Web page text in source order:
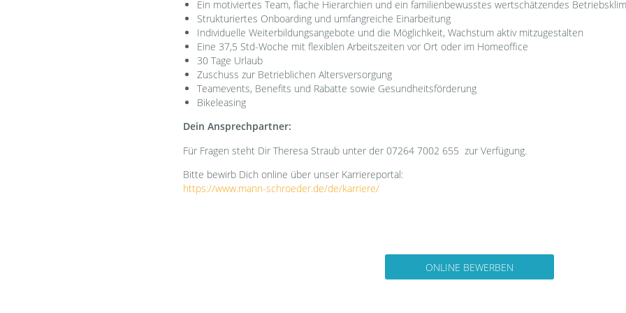
Ein motiviertes Team, flache Hierarchien und ein familienbewusstes wertschätzendes
Strukturiertes Onboarding und umfangreiche Einarbeitung
Individuelle Weiterbildungsangebote und die Möglichkeit, Wachstum aktiv mitzugestalten
Eine 37,5 Std-Woche mit flexiblen Arbeitszeiten vor Ort oder im Homeoffice
30 Tage Urlaub
Zuschuss zur Betrieblichen Altersversorgung
Teamevents, Benefits und Rabatte sowie Gesundheitsförderung
Bikeleasing
Dein Ansprechpartner:
Für Fragen steht Dir Theresa Straub unter der 07264 7002 655 zur Verfügung.
Bitte bewirb Dich online über unser Karriereportal:
https://www.mann-schroeder.de/de/karriere/
ONLINE BEWERBEN